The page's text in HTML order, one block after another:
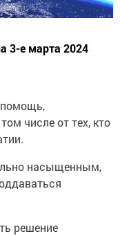
3-е марта 2024
помощь,
числе от тех, кто
насыщенным,
решение